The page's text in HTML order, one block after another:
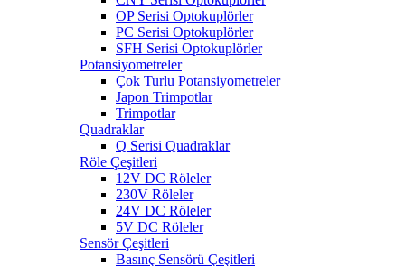
OP Serisi Optokuplörler
PC Serisi Optokuplörler
SFH Serisi Optokuplörler
Potansiyometreler
Çok Turlu Potansiyometreler
Japon Trimpotlar
Trimpotlar
Quadraklar
Q Serisi Quadraklar
Röle Çeşitleri
12V DC Röleler
230V Röleler
24V DC Röleler
5V DC Röleler
Sensör Çeşitleri
Basınç Sensörü Çeşitleri